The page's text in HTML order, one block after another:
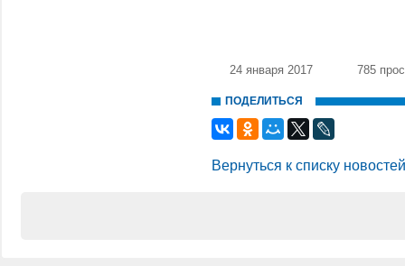
24 января 2017 785
ПОДЕЛИТЬСЯ
Вернуться к списку новостей